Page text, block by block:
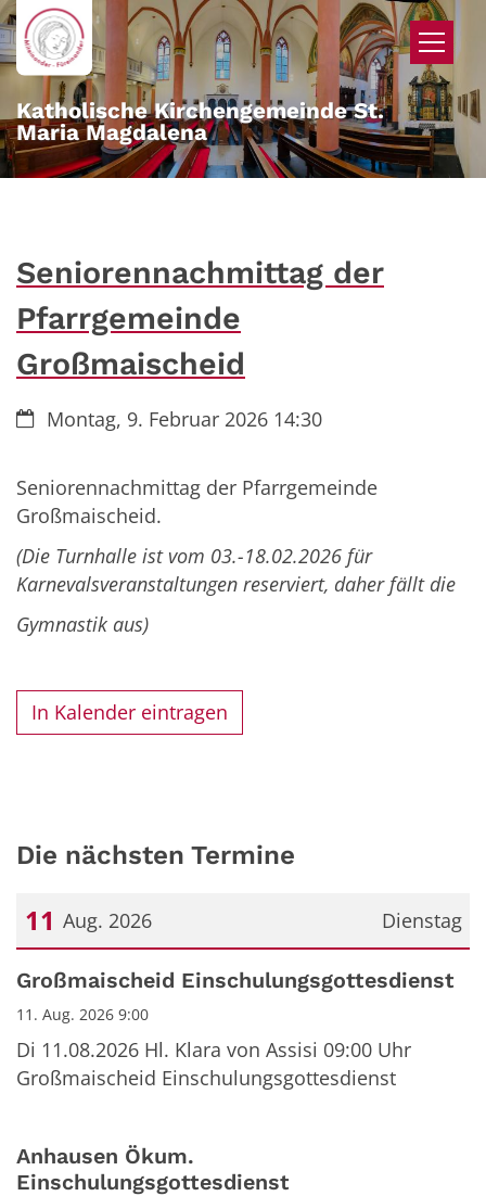
Zum Inhalt springen
Katholische Kirchengemeinde St.
Maria Magdalena
Seniorennachmittag der
Pfarrgemeinde
Großmaischeid
Datum:Montag, 9. Februar 2026 14:30
Seniorennachmittag der Pfarrgemeinde
Großmaischeid.
(Die Turnhalle ist vom 03.-18.02.2026 für
Karnevalsveranstaltungen reserviert, daher fällt die
Gymnastik aus)
In Kalender eintragen
Die nächsten Termine
Dienstag
11 Aug. 2026
Datum: 11. August 2026
Großmaischeid Einschulungsgottesdienst
11. Aug. 2026 9:00
Di 11.08.2026 Hl. Klara von Assisi 09:00 Uhr
Großmaischeid Einschulungsgottesdienst
Anhausen Ökum.
Einschulungsgottesdienst